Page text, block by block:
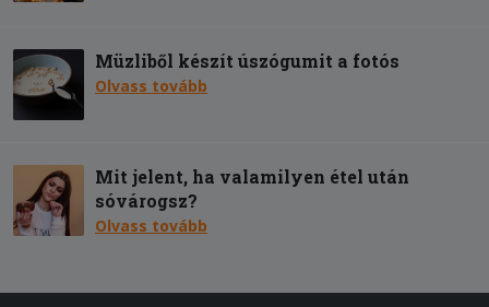
Müzliből készít úszógumit a fotós
Olvass tovább
Mit jelent, ha valamilyen étel után
sóvárogsz?
Olvass tovább